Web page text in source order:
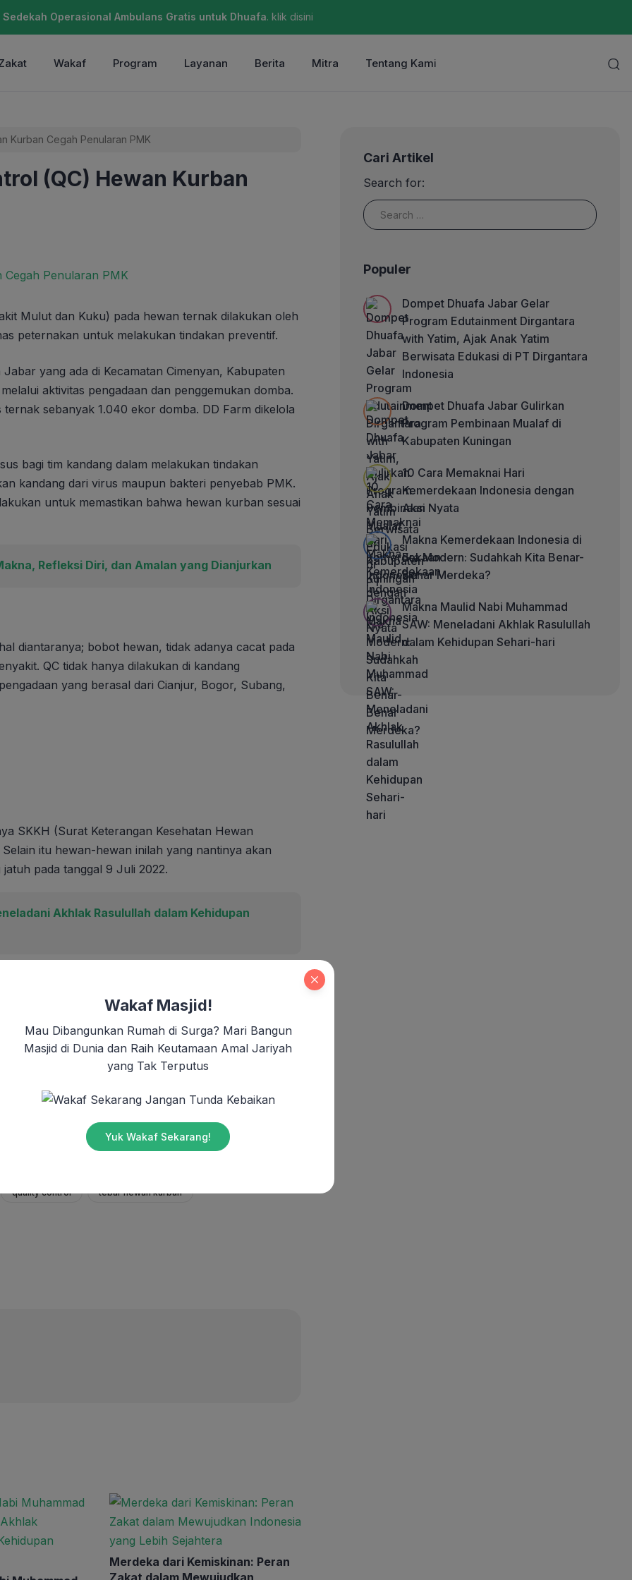
Sedekah Operasional Ambulans Gratis untuk Dhuafa. klik disini
Wakaf Program Layanan Berita Mitra Tentang Kami
Kurban Cegah Penularan PMK
(QC) Hewan Kurban
Mulut dan Kuku) pada hewan ternak dilakukan oleh
peternakan untuk melakukan tindakan preventif.
yang ada di Kecamatan Cimenyan, Kabupaten
aktivitas pengadaan dan penggemukan domba.
ternak sebanyak 1.040 ekor domba. DD Farm dikelola
bagi tim kandang dalam melakukan tindakan
kandang dari virus maupun bakteri penyebab PMK.
untuk memastikan bahwa hewan kurban sesuai
Refleksi Diri, dan Amalan yang Dianjurkan
diantaranya; bobot hewan, tidak adanya cacat pada
QC tidak hanya dilakukan di kandang
yang berasal dari Cianjur, Bogor, Subang,
SKKH (Surat Keterangan Kesehatan Hewan
itu hewan-hewan inilah yang nantinya akan
pada tanggal 9 Juli 2022.
Akhlak Rasulullah dalam Kehidupan
raya Idhul Adha adalah prioritas kami sebagai kru
kesehatan dari hewan ternak mulai dari
fisik hewan ternak.” Ucap Agus Purnama,
Mewujudkan Indonesia yang Lebih Sejahtera
quality control tebar hewan kurban
Merdeka dari Kemiskinan: Peran
Cari Artikel
Search for:
Populer
Dompet Dhuafa Jabar Gelar
Program Edutainment Dirgantara
with Yatim, Ajak Anak Yatim
Berwisata Edukasi di PT Dirgantara
Indonesia
Dompet Dhuafa Jabar Gulirkan
Program Pembinaan Mualaf di
Kabupaten Kuningan
10 Cara Memaknai Hari
Kemerdekaan Indonesia dengan
Aksi Nyata
Makna Kemerdekaan Indonesia di
Era Modern: Sudahkah Kita Benar-
Benar Merdeka?
Makna Maulid Nabi Muhammad
SAW: Meneladani Akhlak Rasulullah
dalam Kehidupan Sehari-hari
Wakaf Masjid!
Mau Dibangunkan Rumah di Surga? Mari Bangun
Masjid di Dunia dan Raih Keutamaan Amal Jariyah
yang Tak Terputus
Jangan Tunda Kebaikan
Yuk Wakaf Sekarang!